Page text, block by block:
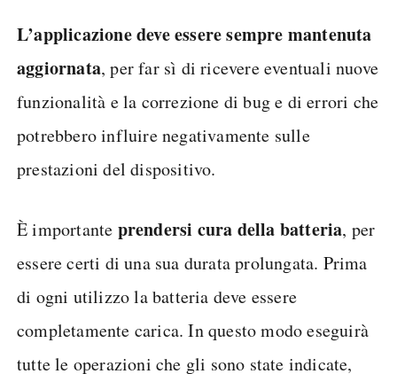
L’applicazione deve essere sempre mantenuta
aggiornata, per far sì di ricevere eventuali nuove
funzionalità e la correzione di bug e di errori che
potrebbero influire negativamente sulle
prestazioni del dispositivo.
È importante prendersi cura della batteria, per
essere certi di una sua durata prolungata. Prima
di ogni utilizzo la batteria deve essere
completamente carica. In questo modo eseguirà
tutte le operazioni che gli sono state indicate,